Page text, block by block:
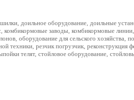
, доильное оборудование, доильные
, комбикормовые заводы, комбикормовые линии,
, оборудование для сельского хозяйства,
техники, резчик погрузчик, реконструкция
телят, стойловое оборудование,